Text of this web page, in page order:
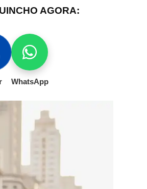
AGORA:
WhatsApp